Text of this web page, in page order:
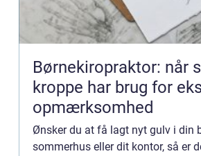
Børnekiropraktor: når
kroppe har brug for
opmærksomhed
Ønsker du at få lagt nyt gulv i din
sommerhus eller dit kontor, så er